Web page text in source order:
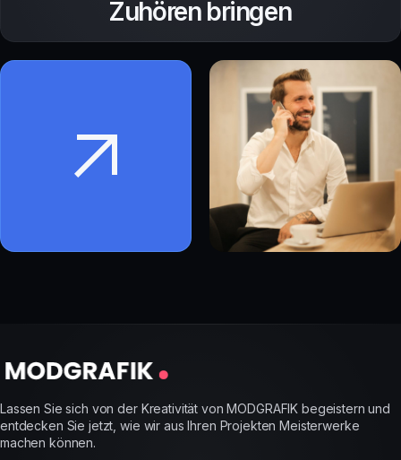
verstärken?
Zuhören bringen
Lassen Sie sich von der Kreativität von MODGRAFIK begeistern und
entdecken Sie jetzt, wie wir aus Ihren Projekten Meisterwerke
machen können.